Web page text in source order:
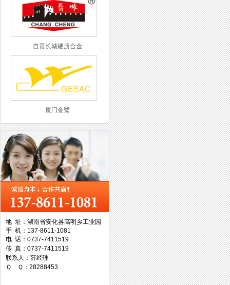
自贡长城硬质合金
厦门金鹭
西工集团
台湾协威机械
地 址：湖南省安化县高明乡工业园
手 机：137-8611-1081
电 话：0737-7411519
传 真：0737-7411519
联系人：薛经理
Ｑ Ｑ：28288453